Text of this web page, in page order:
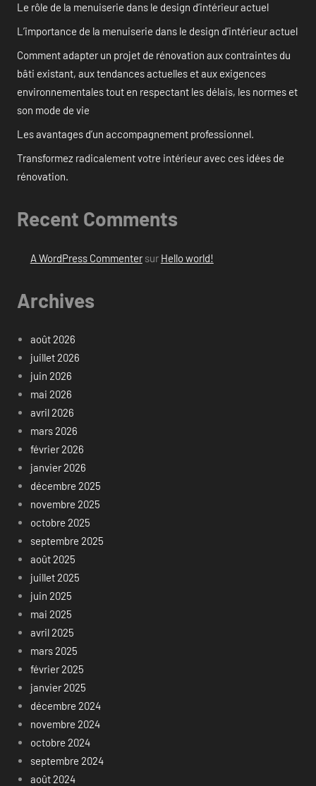
Le rôle de la menuiserie dans le design d’intérieur actuel
L’importance de la menuiserie dans le design d’intérieur actuel
Comment adapter un projet de rénovation aux contraintes du
bâti existant, aux tendances actuelles et aux exigences
environnementales tout en respectant les délais, les normes et
son mode de vie
Les avantages d’un accompagnement professionnel.
Transformez radicalement votre intérieur avec ces idées de
rénovation.
Recent Comments
A WordPress Commentersur Hello world!
Archives
août 2026
juillet 2026
juin 2026
mai 2026
avril 2026
mars 2026
février 2026
janvier 2026
décembre 2025
novembre 2025
octobre 2025
septembre 2025
août 2025
juillet 2025
juin 2025
mai 2025
avril 2025
mars 2025
février 2025
janvier 2025
décembre 2024
novembre 2024
octobre 2024
septembre 2024
août 2024